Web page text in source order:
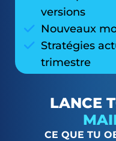
versions
Nouveaux
Stratégies
trimestre
LANCE
CE QUE TU